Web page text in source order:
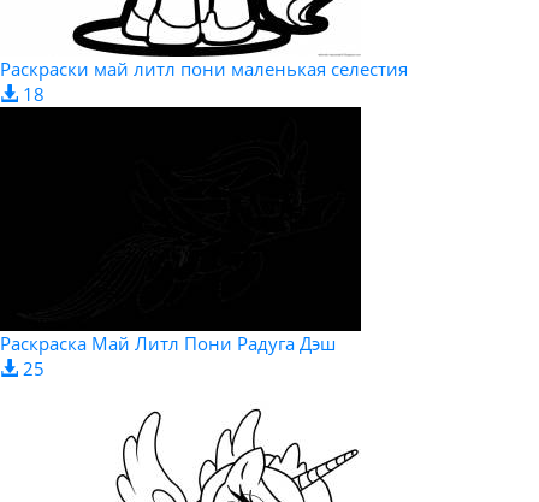
Раскраски май литл пони маленькая селестия
18
Раскраска Май Литл Пони Радуга Дэш
25